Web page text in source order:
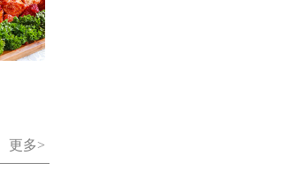
更多>